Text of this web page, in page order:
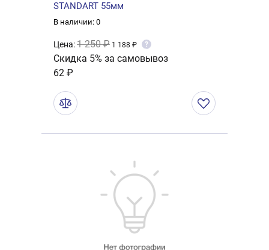
STANDART 55мм
В наличии: 0
Цена:1 250 ₽ 1 188 ₽ ?
Скидка 5% за самовывоз
62 ₽